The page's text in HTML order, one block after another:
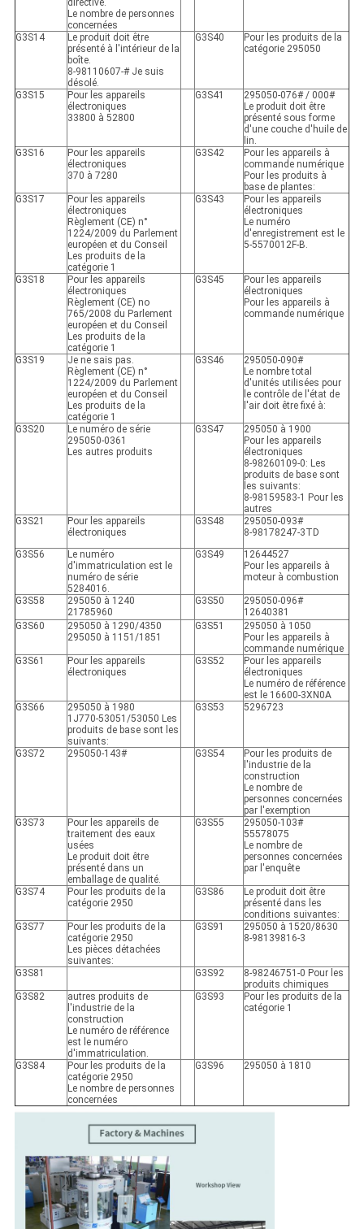
directive.
Le nombre de personnes
concernées
G3S14
Le produit doit être
présenté à l'intérieur de la
boîte.
8-98110607-# Je suis
désolé.
G3S40
Pour les produits de la
catégorie 295050
G3S15
Pour les appareils
électroniques
33800 à 52800
G3S41
295050-076# / 000#
Le produit doit être
présenté sous forme
d'une couche d'huile de
lin.
G3S16
Pour les appareils
électroniques
370 à 7280
G3S42
Pour les appareils à
commande numérique
Pour les produits à
base de plantes:
G3S17
Pour les appareils
électroniques
Règlement (CE) n°
1224/2009 du Parlement
européen et du Conseil
Les produits de la
catégorie 1
G3S43
Pour les appareils
électroniques
Le numéro
d'enregistrement est le
5-5570012F-B.
G3S18
Pour les appareils
électroniques
Règlement (CE) no
765/2008 du Parlement
européen et du Conseil
Les produits de la
catégorie 1
G3S45
Pour les appareils
électroniques
Pour les appareils à
commande numérique
G3S19
Je ne sais pas.
Règlement (CE) n°
1224/2009 du Parlement
européen et du Conseil
Les produits de la
catégorie 1
G3S46
295050-090#
Le nombre total
d'unités utilisées pour
le contrôle de l'état de
l'air doit être fixé à:
G3S20
Le numéro de série
295050-0361
Les autres produits
G3S47
295050 à 1900
Pour les appareils
électroniques
8-98260109-0: Les
produits de base sont
les suivants:
8-98159583-1 Pour les
autres
G3S21
Pour les appareils
électroniques
G3S48
295050-093#
8-98178247-3TD
G3S56
Le numéro
d'immatriculation est le
numéro de série
5284016.
G3S49
12644527
Pour les appareils à
moteur à combustion
G3S58
295050 à 1240
21785960
G3S50
295050-096#
12640381
G3S60
295050 à 1290/4350
295050 à 1151/1851
G3S51
295050 à 1050
Pour les appareils à
commande numérique
G3S61
Pour les appareils
électroniques
G3S52
Pour les appareils
électroniques
Le numéro de référence
est le 16600-3XN0A
G3S66
295050 à 1980
1J770-53051/53050 Les
produits de base sont les
suivants:
G3S53 5296723
G3S72 295050-143# G3S54
Pour les produits de
l'industrie de la
construction
Le nombre de
personnes concernées
par l'exemption
G3S73
Pour les appareils de
traitement des eaux
usées
Le produit doit être
présenté dans un
emballage de qualité.
G3S55
295050-103#
55578075
Le nombre de
personnes concernées
par l'enquête
G3S74
Pour les produits de la
catégorie 2950
G3S86
Le produit doit être
présenté dans les
conditions suivantes:
G3S77
Pour les produits de la
catégorie 2950
Les pièces détachées
suivantes:
G3S91
295050 à 1520/8630
8-98139816-3
G3S81 G3S92
8-98246751-0 Pour les
produits chimiques
G3S82
autres produits de
l'industrie de la
construction
Le numéro de référence
est le numéro
d'immatriculation.
G3S93
Pour les produits de la
catégorie 1
G3S84
Pour les produits de la
catégorie 2950
Le nombre de personnes
concernées
G3S96 295050 à 1810